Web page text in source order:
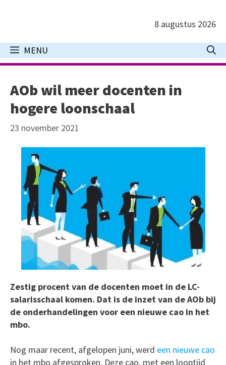
inhoud
8 augustus 2026
MENU
AOb wil meer docenten in
hogere loonschaal
23 november 2021
Zestig procent van de docenten moet in de LC-
salarisschaal komen. Dat is de inzet van de AOb bij
de onderhandelingen voor een nieuwe cao in het
mbo.
Nog maar recent, afgelopen juni, werd een nieuwe cao
in het mbo afgesproken. Deze cao, met een looptijd